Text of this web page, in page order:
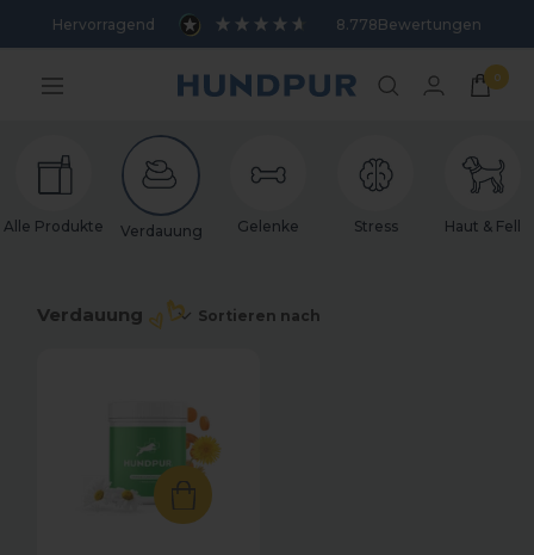
Hervorragend 8.778Bewertungen
Navigation Hundpur 0
Sortieren nach
Alle Produkte Verdauung Gelenke Stress Haut & Fell
Sortieren nach
Verdauung